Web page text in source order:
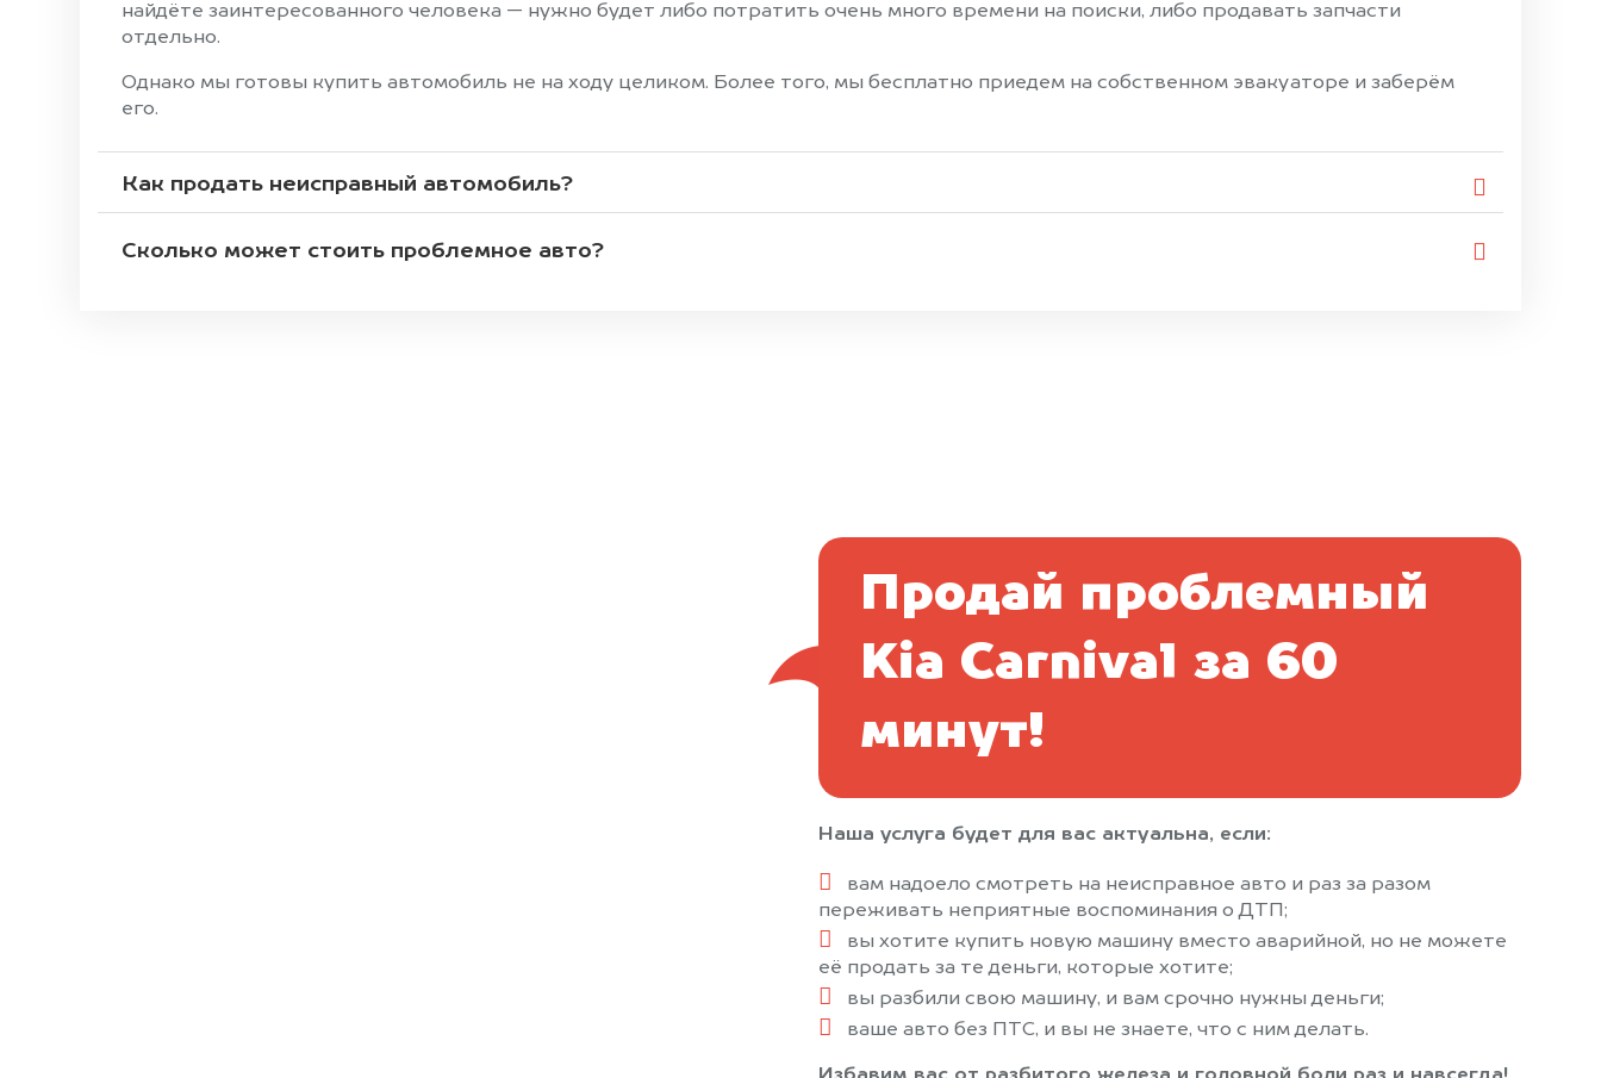
найдёте заинтересованного человека — нужно будет либо потратить очень много времени на поиски, либо продавать запчасти
отдельно.
Однако мы готовы купить автомобиль не на ходу целиком. Более того, мы бесплатно приедем на собственном эвакуаторе и заберём
его.
Как продать неисправный автомобиль?
Сколько может стоить проблемное авто?
Продай проблемный
Kia Carnival за 60
минут!
Наша услуга будет для вас актуальна, если:
вам надоело смотреть на неисправное авто и раз за разом
переживать неприятные воспоминания о ДТП;
вы хотите купить новую машину вместо аварийной, но не можете
её продать за те деньги, которые хотите;
вы разбили свою машину, и вам срочно нужны деньги;
ваше авто без ПТС, и вы не знаете, что с ним делать.